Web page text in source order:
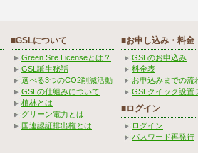
■GSLについて
Green Site Licenseとは？
GSL誕生秘話
選べる3つのCO2削減活動
GSLの仕組みについて
植林とは
グリーン電力とは
国連認証排出権とは
■お申し込み・料金
GSLのお申込み
料金表
お申込みまでの流
GSLクイック設置
■ログイン
ログイン
パスワード再発行